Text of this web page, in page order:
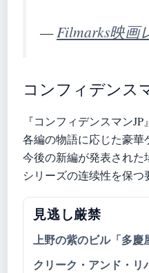
—Filmarks映画
コンフィデンス
『コンフィデンスマン
各編の物語に応じた豪華
今後の新編が発表され
シリーズの连续性を保
見逃し厳禁
上野の紫のビル「多
クリーク・アンド・リ